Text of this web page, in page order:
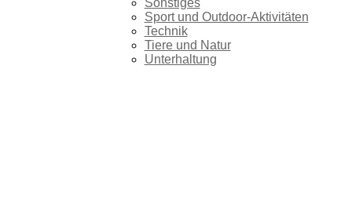
Sonstiges
Sport und Outdoor-Aktivitäten
Technik
Tiere und Natur
Unterhaltung